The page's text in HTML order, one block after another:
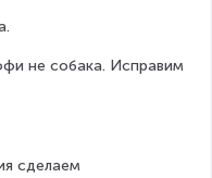
не собака. Исправим
сделаем